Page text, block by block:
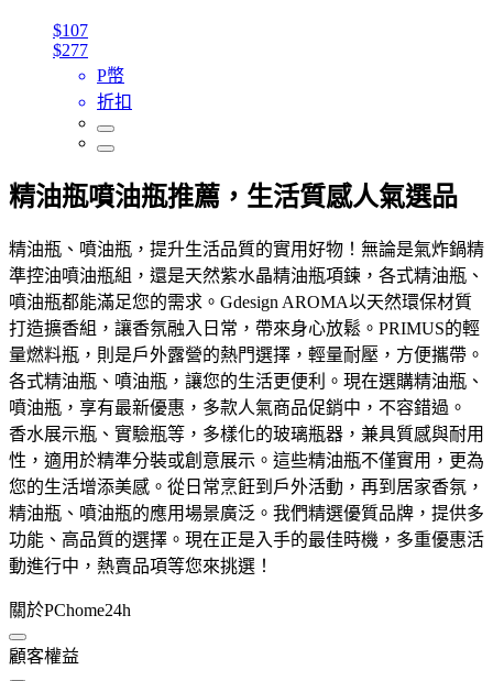
$107
$277
P幣
折扣
精油瓶噴油瓶推薦，生活質感人氣選品
精油瓶、噴油瓶，提升生活品質的實用好物！無論是氣炸鍋精
準控油噴油瓶組，還是天然紫水晶精油瓶項鍊，各式精油瓶、
噴油瓶都能滿足您的需求。Gdesign AROMA以天然環保材質
打造擴香組，讓香氛融入日常，帶來身心放鬆。PRIMUS的輕
量燃料瓶，則是戶外露營的熱門選擇，輕量耐壓，方便攜帶。
各式精油瓶、噴油瓶，讓您的生活更便利。現在選購精油瓶、
噴油瓶，享有最新優惠，多款人氣商品促銷中，不容錯過。
香水展示瓶、實驗瓶等，多樣化的玻璃瓶器，兼具質感與耐用
性，適用於精準分裝或創意展示。這些精油瓶不僅實用，更為
您的生活增添美感。從日常烹飪到戶外活動，再到居家香氛，
精油瓶、噴油瓶的應用場景廣泛。我們精選優質品牌，提供多
功能、高品質的選擇。現在正是入手的最佳時機，多重優惠活
動進行中，熱賣品項等您來挑選！
關於PChome24h
顧客權益